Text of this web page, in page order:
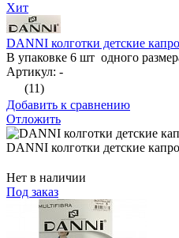
Хит
DANNI колготки детские
В упаковке 6 шт одного
Артикул: -
(11)
Добавить к сравнению
Отложить
DANNI колготки детские
Нет в наличии
Под заказ